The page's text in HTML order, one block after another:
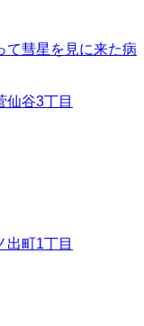
て彗星を見に来た病
仙谷3丁目
出町1丁目